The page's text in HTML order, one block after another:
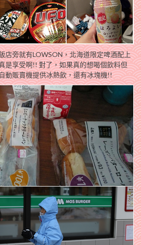
店旁就有LOWSON，北海道限定啤酒配上
是享受啊!! 對了，如果真的想喝個飲料但
動販賣機提供冰熱飲，還有冰塊機!!